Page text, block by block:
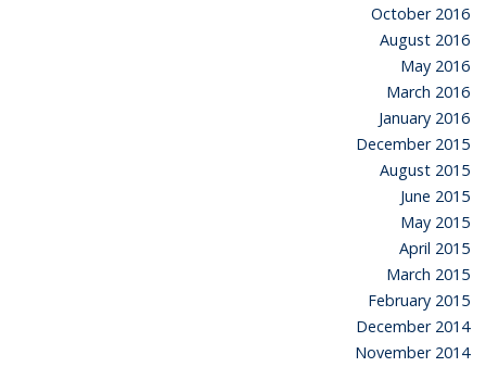
October 2016
August 2016
May 2016
March 2016
January 2016
December 2015
August 2015
June 2015
May 2015
April 2015
March 2015
February 2015
December 2014
November 2014